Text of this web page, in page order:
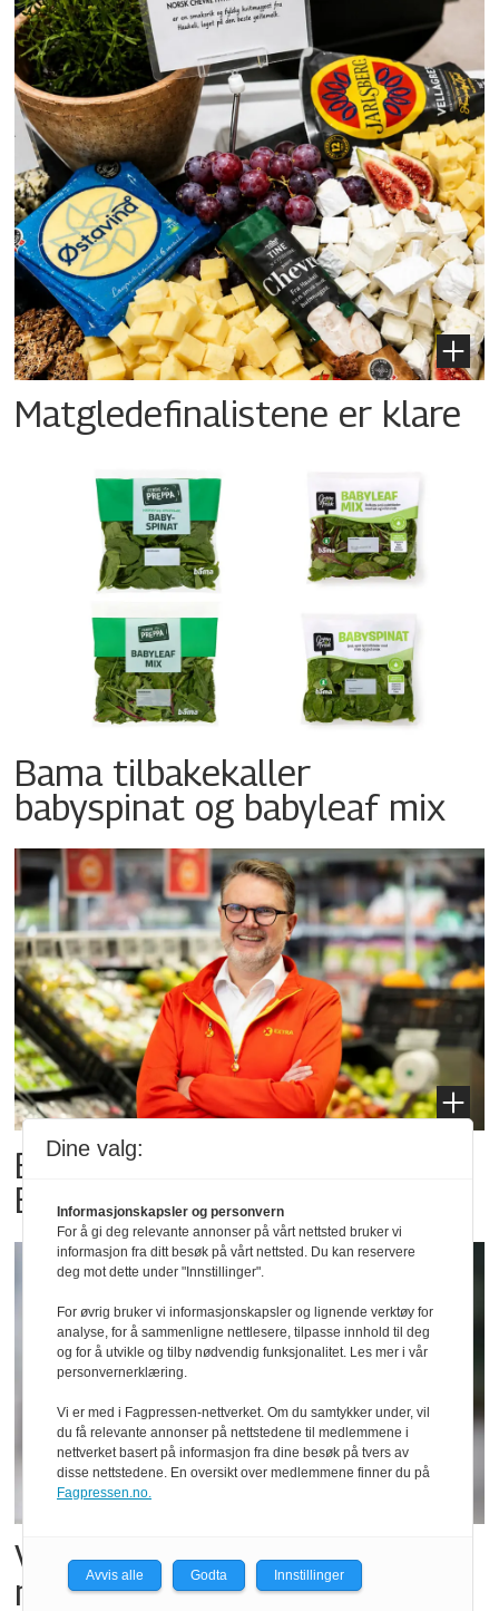
Matgledefinalistene er klare
Bama tilbakekaller
babyspinat og babyleaf mix
Billigbonanza da Norge slo
Elfenbenkysten
Vil vokse i brusmarkedet
med Dr Pepper
Dine valg:
Informasjonskapsler og personvern
For å gi deg relevante annonser på vårt nettsted bruker vi
informasjon fra ditt besøk på vårt nettsted. Du kan reservere
deg mot dette under "Innstillinger".
For øvrig bruker vi informasjonskapsler og lignende verktøy for
analyse, for å sammenligne nettlesere, tilpasse innhold til deg
og for å utvikle og tilby nødvendig funksjonalitet. Les mer i vår
personvernerklæring.
Vi er med i Fagpressen-nettverket. Om du samtykker under, vil
du få relevante annonser på nettstedene til medlemmene i
nettverket basert på informasjon fra dine besøk på tvers av
disse nettstedene. En oversikt over medlemmene finner du på
Fagpressen.no.
Avvis alle Godta Innstillinger